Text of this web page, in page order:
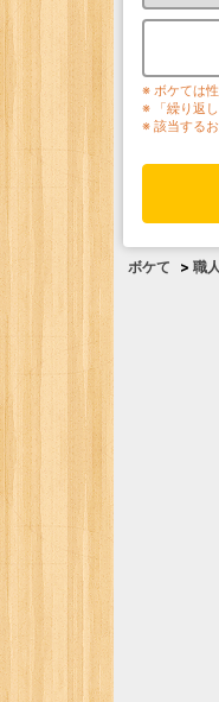
※ ボケては
※ 「繰り返
※ 該当する
ボケて > 職人